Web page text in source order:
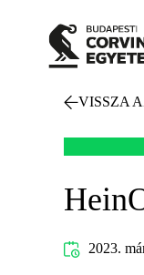
VISSZA
2023.